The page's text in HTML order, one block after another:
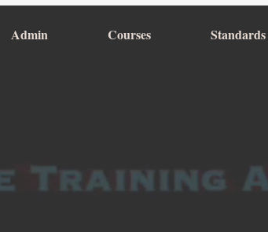
Admin Courses Standards